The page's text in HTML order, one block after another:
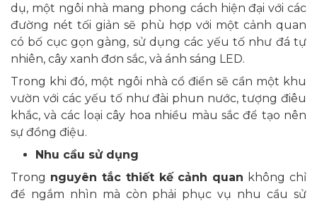
dụ, một ngôi nhà mang phong cách hiện đại với các
đường nét tối giản sẽ phù hợp với một cảnh quan
có bố cục gọn gàng, sử dụng các yếu tố như đá tự
nhiên, cây xanh đơn sắc, và ánh sáng LED.
Trong khi đó, một ngôi nhà cổ điển sẽ cần một khu
vườn với các yếu tố như đài phun nước, tượng điêu
khắc, và các loại cây hoa nhiều màu sắc để tạo nên
sự đồng điệu.
Nhu cầu sử dụng
Trong nguyên tắc thiết kế cảnh quan không chỉ
để ngắm nhìn mà còn phải phục vụ nhu cầu sử